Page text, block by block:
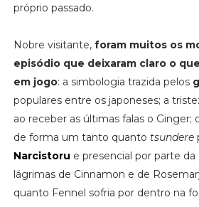
próprio passado.
Nobre visitante, foram muitos os
episódio que deixaram claro o
em jogo: a simbologia trazida pelos
populares entre os japoneses; a
ao receber as últimas falas o Ginger;
de forma um tanto quanto tsundere
Narcistoru e presencial por parte da
lágrimas de Cinnamon e de
quanto Fennel sofria por dentro na